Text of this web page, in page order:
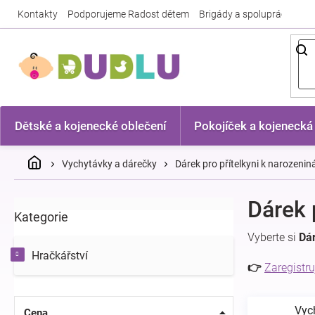
Kontakty Podporujeme Radost dětem Brigády a spolupráce
Dětské a kojenecké oblečení Pokojíček a kojenecká
DomůVychytávky a dárečky Dárek pro přítelkyni k
o
t
r
n
Přeskočit
Kategorie
Hračkářství
Dárek
Vyberte si
👉